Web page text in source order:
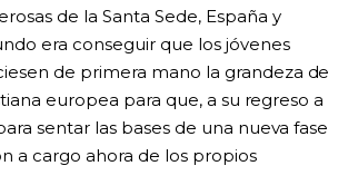
de la Santa Sede, España y
era conseguir que los jóvenes
de primera mano la grandeza de
europea para que, a su regreso a
sentar las bases de una nueva fase
a cargo ahora de los propios